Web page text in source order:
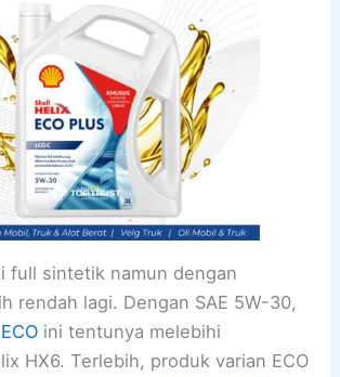
full sintetik namun dengan
rendah lagi. Dengan SAE 5W-30,
ini tentunya melebihi
HX6. Terlebih, produk varian ECO